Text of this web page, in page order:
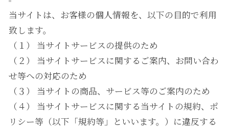
当サイトは、お客様の個人情報を、以下の目的で利用
致します。
（１） 当サイトサービスの提供のため
（２） 当サイトサービスに関するご案内、お問い合わ
せ等への対応のため
（３） 当サイトの商品、サービス等のご案内のため
（４） 当サイトサービスに関する当サイトの規約、ポ
リシー等（以下「規約等」といいます。）に違反する